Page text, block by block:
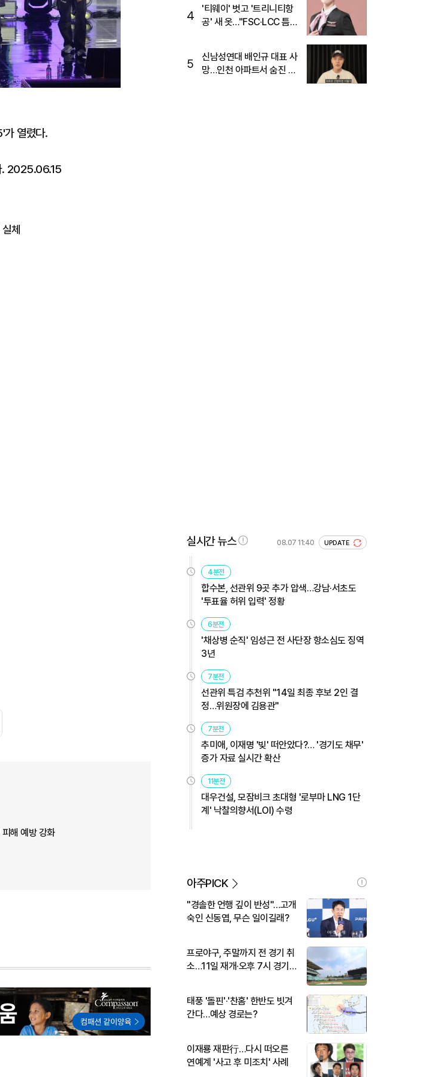
가 열렸다.
. 2025.06.15
체
해 예방 강화
4
'티웨이' 벗고 '트리니티항
공' 새 옷…"FSC·LCC 틈
5
신남성연대 배인규 대표 사
망…인천 아파트서 숨진 채
실시간 뉴스 08.07 11:40 UPDATE
4분전
합수본, 선관위 9곳 추가 압색…강남·서초도
'투표율 허위 입력' 정황
6분전
'채상병 순직' 임성근 전 사단장 항소심도 징역
3년
7분전
선관위 특검 추천위 "14일 최종 후보 2인 결
정…위원장에 김용관"
7분전
추미애, 이재명 '빚' 떠안았다?… '경기도 채무'
증가 자료 실시간 확산
11분전
대우건설, 모잠비크 초대형 '로부마 LNG 1단
계' 낙찰의향서(LOI) 수령
아주PICK
"경솔한 언행 깊이 반성"…고개
숙인 신동엽, 무슨 일이길래?
프로야구, 주말까지 전 경기 취
소…11일 재개·오후 7시 경기
태풍 '돌핀'·'찬홈' 한반도 빗겨
간다…예상 경로는?
이재룡 재판行…다시 떠오른
연예계 '사고 후 미조치' 사례